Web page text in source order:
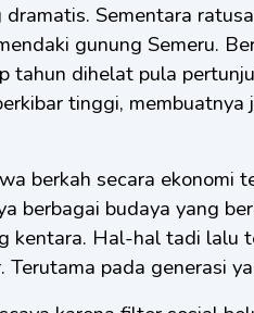
Sementara
gunung Semeru.
tahun dihelat pula
tinggi,
berkah secara ekonomi
berbagai budaya yang
kentara. Hal-hal tadi lalu
pada generasi